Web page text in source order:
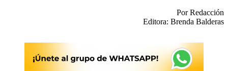
Por Redacción
Editora: Brenda Balderas